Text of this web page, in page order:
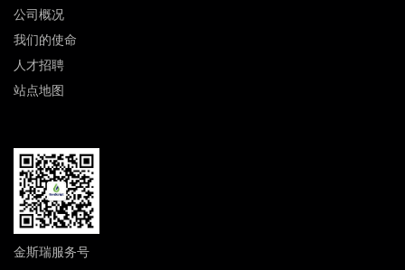
公司概况
我们的使命
人才招聘
站点地图
金斯瑞服务号